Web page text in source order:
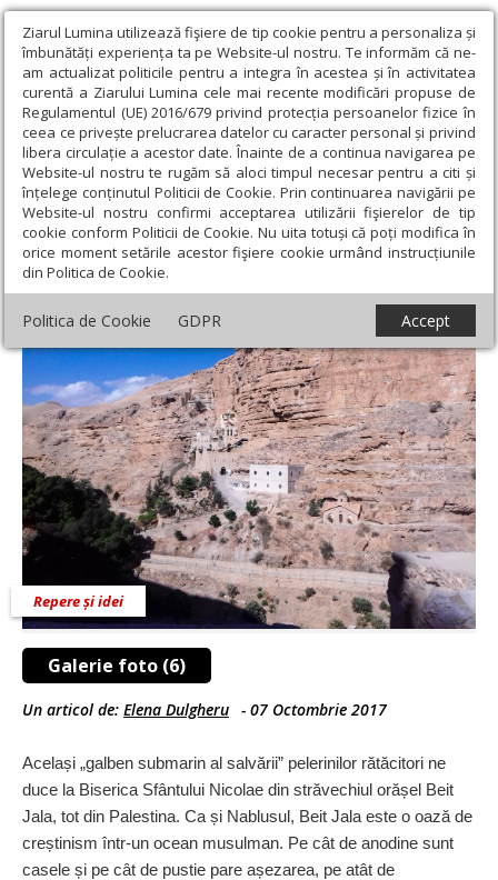
Ziarul Lumina utilizează fişiere de tip cookie pentru a personaliza și
îmbunătăți experiența ta pe Website-ul nostru. Te informăm că ne-
am actualizat politicile pentru a integra în acestea și în activitatea
curentă a Ziarului Lumina cele mai recente modificări propuse de
Regulamentul (UE) 2016/679 privind protecția persoanelor fizice în
ceea ce privește prelucrarea datelor cu caracter personal și privind
libera circulație a acestor date. Înainte de a continua navigarea pe
Website-ul nostru te rugăm să aloci timpul necesar pentru a citi și
înțelege conținutul Politicii de Cookie. Prin continuarea navigării pe
Website-ul nostru confirmi acceptarea utilizării fişierelor de tip
cookie conform Politicii de Cookie. Nu uita totuși că poți modifica în
orice moment setările acestor fişiere cookie urmând instrucțiunile
din Politica de Cookie.
Politica de Cookie GDPR Accept
Ziarul Lumina › Opinii › Repere și idei › Ierusalimul. Note de
pelerinaj (VI)
Ierusalimul. Note de pelerinaj (VI)
Galerie foto (6)
Repere și idei
Un articol de: Elena Dulgheru - 07 Octombrie 2017
Același „galben submarin al salvării” pelerinilor rătăcitori ne
duce la Biserica Sfântului Nicolae din străvechiul orășel Beit
Jala, tot din Palestina. Ca și Nablusul, Beit Jala este o oază de
creștinism într-un ocean musulman. Pe cât de anodine sunt
casele și pe cât de pustie pare așezarea, pe atât de